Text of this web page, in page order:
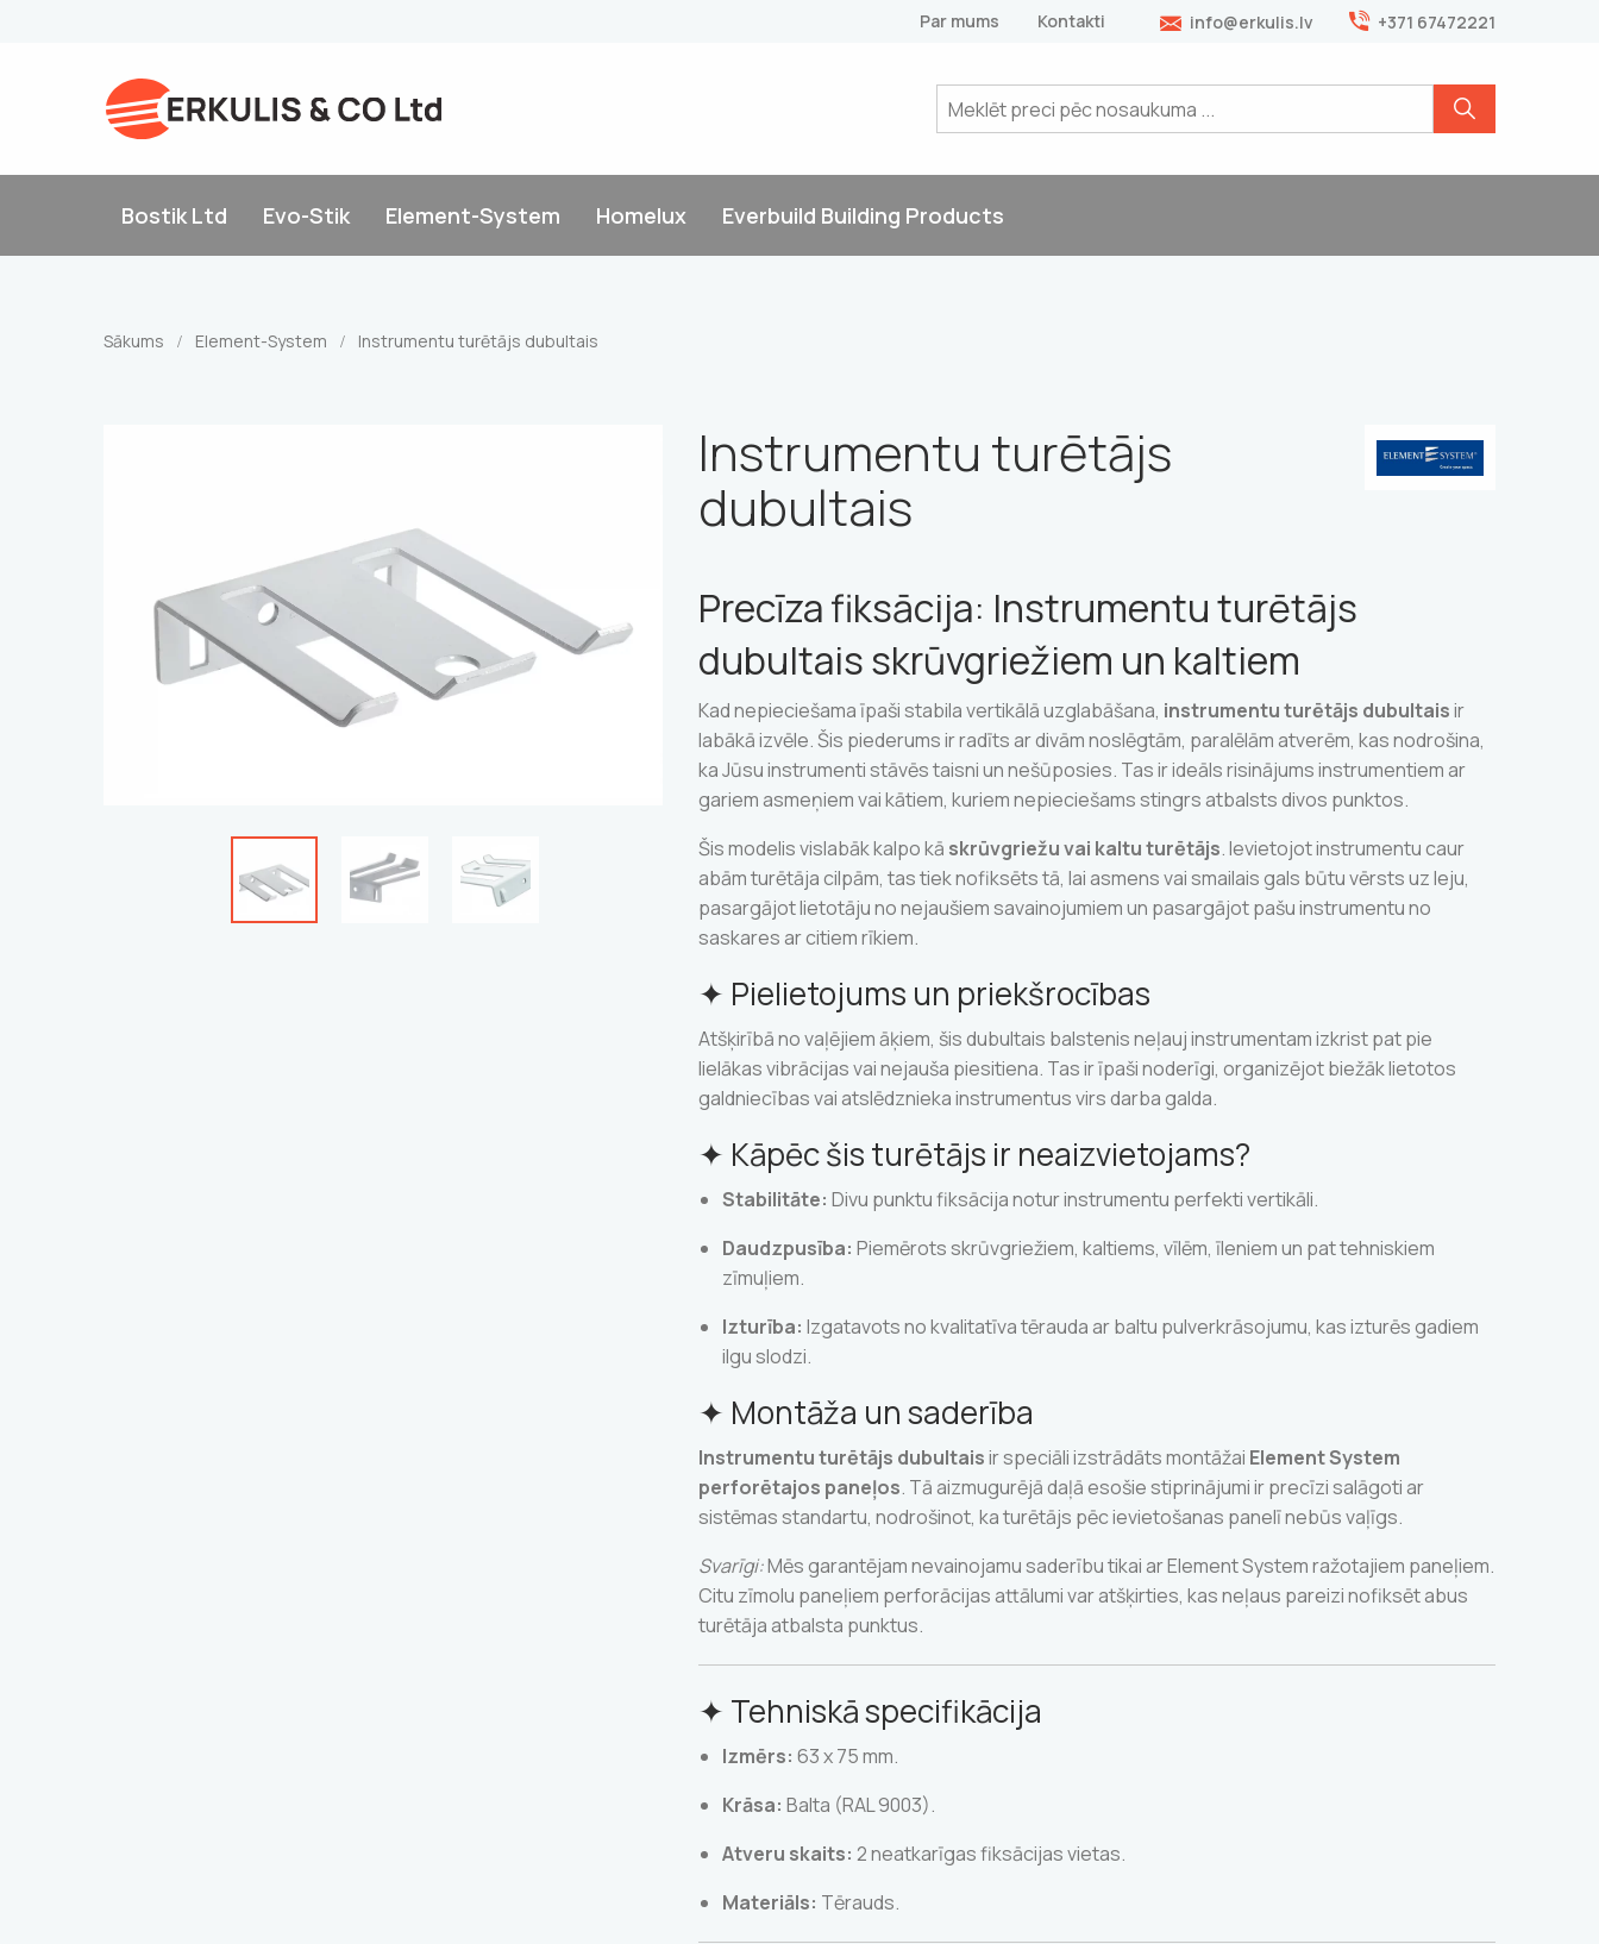
Par mums Kontakti info@erkulis.lv +371 67472221
Bostik Ltd Evo-Stik Element-System Homelux Everbuild Building Products
Sākums / Element-System / Instrumentu turētājs dubultais
Instrumentu turētājs
dubultais
Precīza fiksācija: Instrumentu turētājs
dubultais skrūvgriežiem un kaltiem
Kad nepieciešama īpaši stabila vertikālā uzglabāšana, instrumentu turētājs dubultaisir
labākā izvēle. Šis piederums ir radīts ar divām noslēgtām, paralēlām atverēm, kas nodrošina,
ka Jūsu instrumenti stāvēs taisni un nešūposies. Tas ir ideāls risinājums instrumentiem ar
gariem asmeņiem vai kātiem, kuriem nepieciešams stingrs atbalsts divos punktos.
Šis modelis vislabāk kalpo kā skrūvgriežu vai kaltu turētājs. Ievietojot instrumentu caur
abām turētāja cilpām, tas tiek nofiksēts tā, lai asmens vai smailais gals būtu vērsts uz leju,
pasargājot lietotāju no nejaušiem savainojumiem un pasargājot pašu instrumentu no
saskares ar citiem rīkiem.
✦ Pielietojums un priekšrocības
Atšķirībā no vaļējiem āķiem, šis dubultais balstenis neļauj instrumentam izkrist pat pie
lielākas vibrācijas vai nejauša piesitiena. Tas ir īpaši noderīgi, organizējot biežāk lietotos
galdniecības vai atslēdznieka instrumentus virs darba galda.
✦ Kāpēc šis turētājs ir neaizvietojams?
Stabilitāte: Divu punktu fiksācija notur instrumentu perfekti vertikāli.
Daudzpusība: Piemērots skrūvgriežiem, kaltiems, vīlēm, īleniem un pat tehniskiem
zīmuļiem.
Izturība: Izgatavots no kvalitatīva tērauda ar baltu pulverkrāsojumu, kas izturēs gadiem
ilgu slodzi.
✦ Montāža un saderība
Instrumentu turētājs dubultaisir speciāli izstrādāts montāžai Element System
perforētajos paneļos. Tā aizmugurējā daļā esošie stiprinājumi ir precīzi salāgoti ar
sistēmas standartu, nodrošinot, ka turētājs pēc ievietošanas panelī nebūs vaļīgs.
Svarīgi:Mēs garantējam nevainojamu saderību tikai ar Element System ražotajiem paneļiem.
Citu zīmolu paneļiem perforācijas attālumi var atšķirties, kas neļaus pareizi nofiksēt abus
turētāja atbalsta punktus.
✦ Tehniskā specifikācija
Izmērs: 63 x 75 mm.
Krāsa: Balta (RAL 9003).
Atveru skaits: 2 neatkarīgas fiksācijas vietas.
Materiāls: Tērauds.